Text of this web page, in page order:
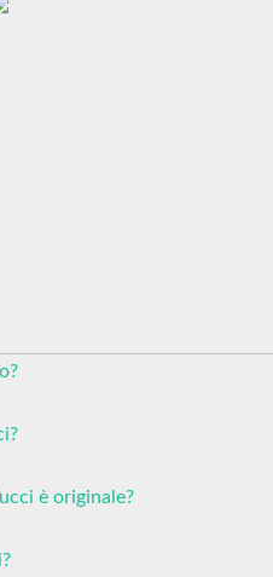
è originale?